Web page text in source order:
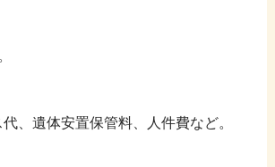
、遺体安置保管料、人件費など。